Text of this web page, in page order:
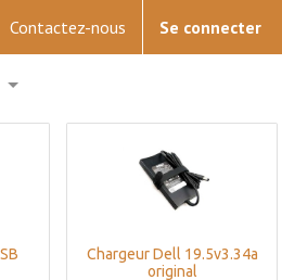
Contactez-nous Se connecter
Chargeur Dell 19.5v3.34a
original